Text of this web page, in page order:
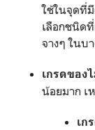
ใช้ในจุดที่
เลือกชนิด
จางๆ ในบ
เกรดของ
น้อยมาก เ
เก